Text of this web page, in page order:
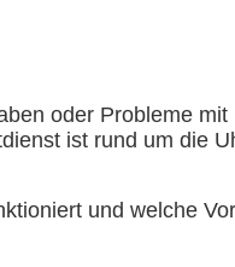
oder Probleme
ist rund um die
und welche